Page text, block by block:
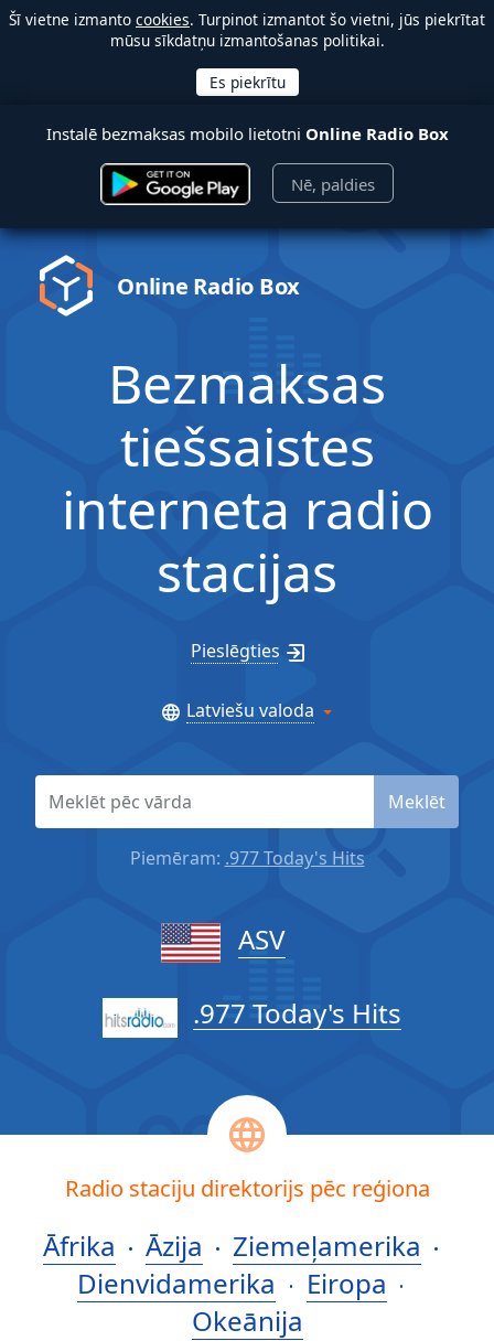
Šī vietne izmanto cookies. Turpinot izmantot šo vietni, jūs piekrītat
mūsu sīkdatņu izmantošanas politikai.
Instalē bezmaksas mobilo lietotni Online Radio Box
Nē, paldies
Online Radio Box
Bezmaksas
tiešsaistes
interneta radio
stacijas
Latviešu valoda
Pieslēgties
Meklēt
Piemēram: .977 Today's Hits
ASV
.977 Today's Hits
Radio staciju direktorijs pēc reģiona
Āfrika Āzija
Ziemeļamerika
Dienvidamerika
Eiropa
Okeānija